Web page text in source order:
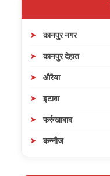
कानपुर नगर
कानपुर देहात
औरैया
इटावा
फर्रुखाबाद
कन्नौज